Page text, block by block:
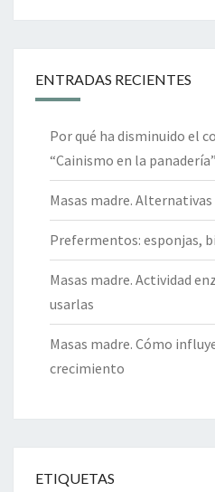
ENTRADAS RECIENTES
Por qué ha disminuido el
“Cainismo en la panadería”
Masas madre. Alternativas
Prefermentos: esponjas,
Masas madre. Actividad
usarlas
Masas madre. Cómo
crecimiento
ETIQUETAS